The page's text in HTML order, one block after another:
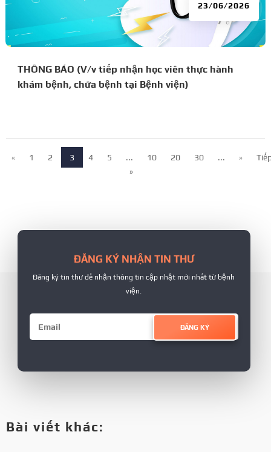
THÔNG BÁO (V/v tiếp nhận học viên thực hành
khám bệnh, chữa bệnh tại Bệnh viện)
23/06/2026
« 1 2 3 4 5 ... 10 20 30 ... »
»
ĐĂNG KÝ NHẬN TIN THƯ
Đăng ký tin thư để nhận thông tin cập nhật mới nhất từ bệnh
viện.
ĐĂNG KÝ
Bài viết khác: